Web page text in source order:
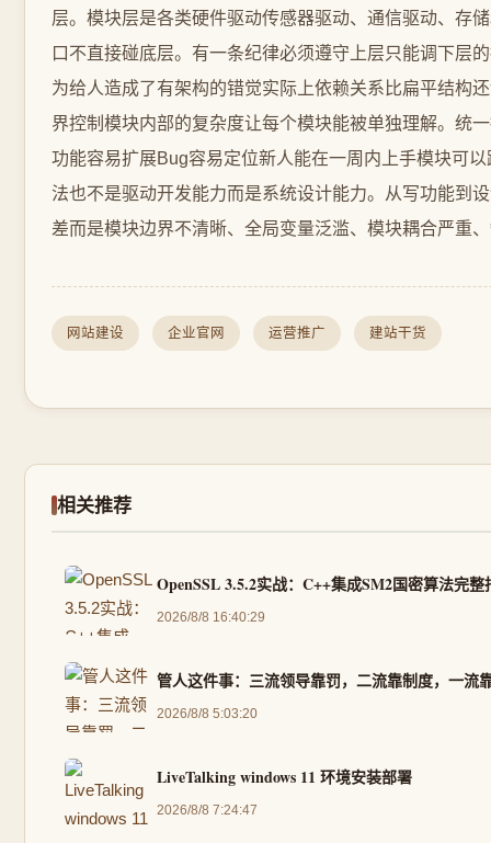
层。模块层是各类硬件驱动传感器驱动、通信驱动、存
口不直接碰底层。有一条纪律必须遵守上层只能调下层
为给人造成了有架构的错觉实际上依赖关系比扁平结构
界控制模块内部的复杂度让每个模块能被单独理解。统
功能容易扩展Bug容易定位新人能在一周内上手模块可
法也不是驱动开发能力而是系统设计能力。从写功能到
差而是模块边界不清晰、全局变量泛滥、模块耦合严重
网站建设 企业官网 运营推广 建站干货
相关推荐
OpenSSL 3.5.2实战：C++集成SM2国密算法完整
2026/8/8 16:40:29
管人这件事：三流领导靠罚，二流靠制度，一流
2026/8/8 5:03:20
LiveTalking windows 11 环境安装部署
2026/8/8 7:24:47